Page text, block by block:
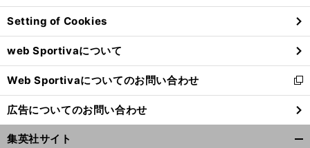
ン
ド
ウ
で
開
く
Setting of Cookies
web Sportivaについて
Web Sportivaについてのお問い合わせ
新
し
い
ウ
ィ
広告についてのお問い合わせ
集英社サイト